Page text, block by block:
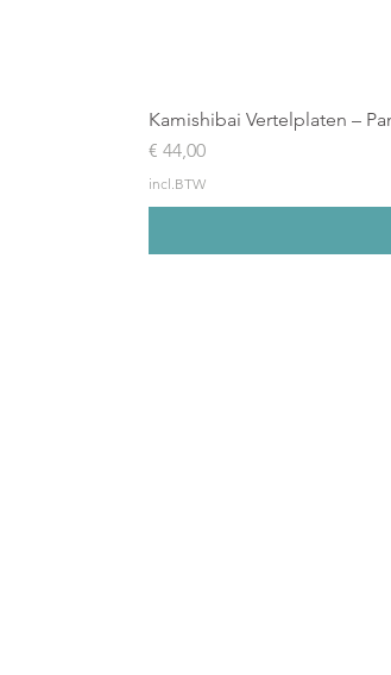
Kamishibai Vertelplaten –
Prijs
€ 44,00
incl.BTW